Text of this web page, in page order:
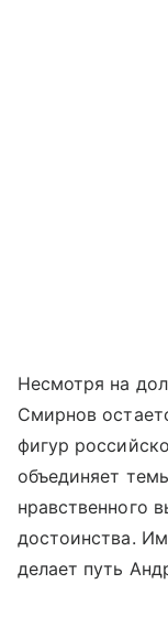
Несмотря на
Смирнов
фигур
объединяет
нравственного
достоинства.
делает путь